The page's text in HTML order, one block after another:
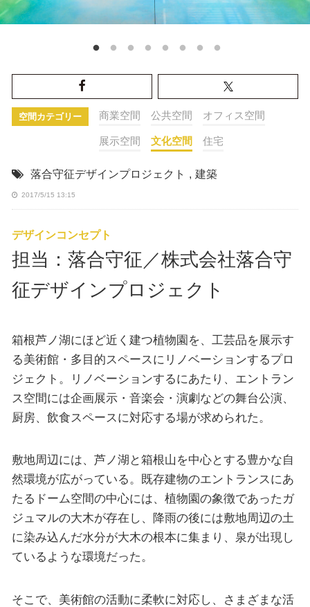
空間カテゴリー 商業空間 公共空間 オフィス空間
展示空間 文化空間 住宅
落合守征デザインプロジェクト , 建築
2017/5/15 13:15
デザインコンセプト
担当：落合守征／株式会社落合守
征デザインプロジェクト
箱根芦ノ湖にほど近く建つ植物園を、工芸品を展示す
る美術館・多目的スペースにリノベーションするプロ
ジェクト。リノベーションするにあたり、エントラン
ス空間には企画展示・音楽会・演劇などの舞台公演、
厨房、飲食スペースに対応する場が求められた。
敷地周辺には、芦ノ湖と箱根山を中心とする豊かな自
然環境が広がっている。既存建物のエントランスにあ
たるドーム空間の中心には、植物園の象徴であったガ
ジュマルの大木が存在し、降雨の後には敷地周辺の土
に染み込んだ水分が大木の根本に集まり、泉が出現し
ているような環境だった。
そこで、美術館の活動に柔軟に対応し、さまざまな活